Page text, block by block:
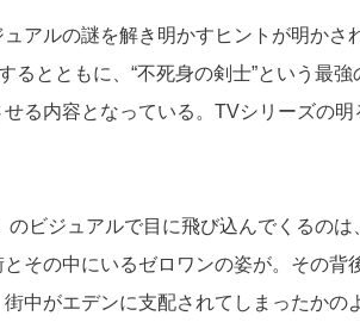
アルの謎を解き明かすヒントが明かさ
るとともに、“不死身の剣士”という最
る内容となっている。TVシリーズの
ビジュアルで目に飛び込んでくるのは
その中にいるゼロワンの姿が。その背
中がエデンに支配されてしまったかの